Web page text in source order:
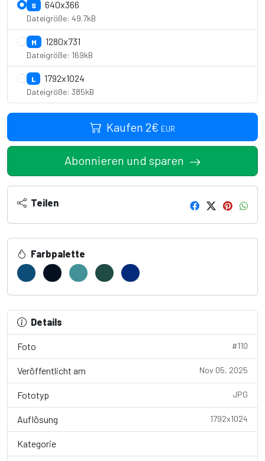
S 640x366
Dateigröße: 49.7kB
M 1280x731
Dateigröße: 169kB
L 1792x1024
Dateigröße: 385kB
Kaufen 2€ EUR
Abonnieren und sparen
Teilen
Farbpalette
Details
Foto #110
Veröffentlicht am Nov 05, 2025
Fototyp JPG
Auflösung 1792x1024
Kategorie